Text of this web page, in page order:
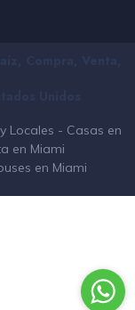
Locales - Casas en
en Miami
en Miami